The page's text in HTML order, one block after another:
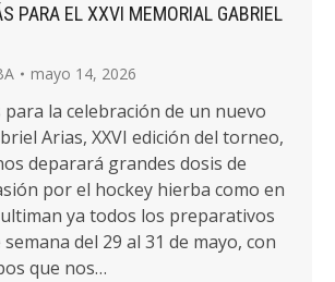
PARA EL XXVI MEMORIAL GABRIEL
mayo 14, 2026
la celebración de un nuevo
Arias, XXVI edición del torneo,
deparará grandes dosis de
por el hockey hierba como en
ultiman ya todos los preparativos
del 29 al 31 de mayo, con
que nos…